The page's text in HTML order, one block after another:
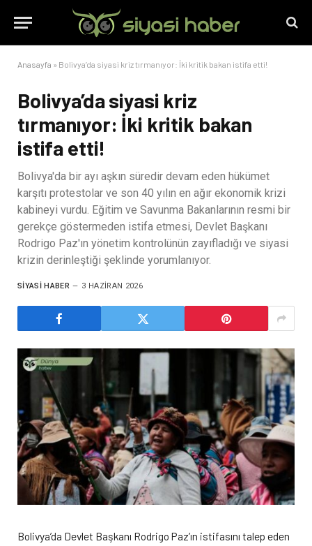
Anasayfa » Bolivya’da siyasi kriz tırmanıyor: İki kritik bakan istifa etti!
Bolivya’da siyasi kriz
tırmanıyor: İki kritik bakan
istifa etti!
Bolivya'da bir ayı aşkın süredir devam eden hükümet
karşıtı protestolar ve son 40 yılın en ağır ekonomik krizi
kabineyi vurdu. Eğitim ve Savunma Bakanlarının resmi bir
gerekçe göstermeden istifa etmesi, Devlet Başkanı
Rodrigo Paz'ın yönetim kontrolünün zayıfladığı ve siyasi
krizin derinleştiği şeklinde yorumlanıyor.
SIYASI HABER 3 HAZIRAN 2026
Bolivya’da Devlet Başkanı Rodrigo Paz’ın istifasını talep eden